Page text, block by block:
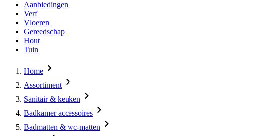
Aanbiedingen
Verf
Vloeren
Gereedschap
Hout
Tuin
Home
Assortiment
Sanitair & keuken
Badkamer accessoires
Badmatten & wc-matten